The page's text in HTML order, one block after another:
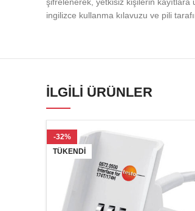
ingilizce kullanma kılavuzu ve pili
İLGILI ÜRÜNLER
-32%
TÜKENDI